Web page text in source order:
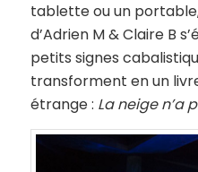
tablette ou un
d’Adrien M & Claire B
petits signes
transforment en un
étrange : La neige n’a